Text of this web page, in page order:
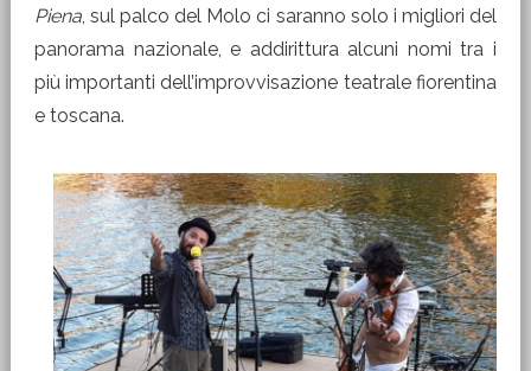
Piena, sul palco del Molo ci saranno solo i migliori del
panorama nazionale, e addirittura alcuni nomi tra i
più importanti dell’improvvisazione teatrale fiorentina
e toscana.